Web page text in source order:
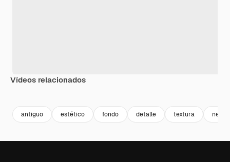
Vídeos relacionados
antiguo estético fondo detalle textura negro